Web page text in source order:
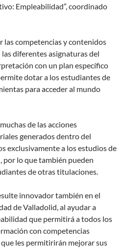
Empleabilidad”, coordinado
las competencias y contenidos
diferentes asignaturas del
con un plan específico
dotar a los estudiantes de
para acceder al mundo
de las acciones
generados dentro del
exclusivamente a los estudios de
lo que también pueden
de otras titulaciones.
innovador también en el
de Valladolid, al ayudar a
que permitirá a todos los
con competencias
les permitirirán mejorar sus